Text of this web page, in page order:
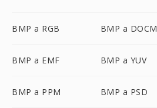
BMP a RGB BMP a DOCM
BMP a EMF BMP a YUV
BMP a PPM BMP a PSD